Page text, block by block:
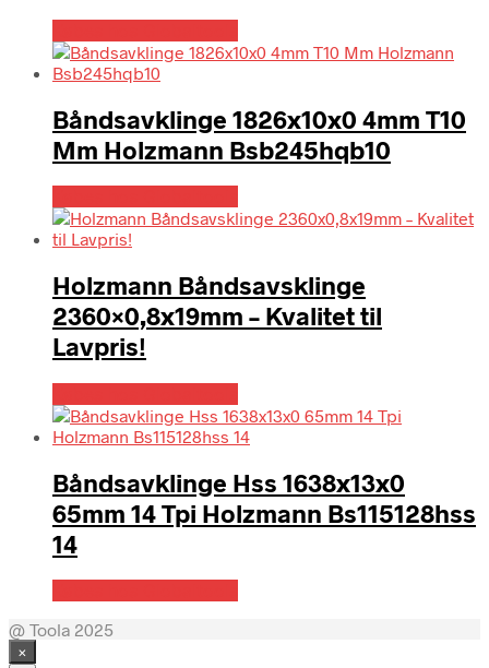
Båndsavklinge 1826x10x0 4mm T10
Mm Holzmann Bsb245hqb10
Holzmann Båndsavsklinge
2360×0,8x19mm – Kvalitet til
Lavpris!
Båndsavklinge Hss 1638x13x0
65mm 14 Tpi Holzmann Bs115128hss
14
@ Toola 2025
×